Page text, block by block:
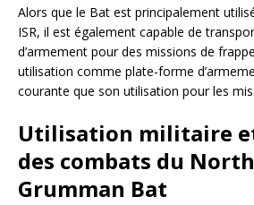
Alors que le Bat est principalement
ISR, il est également capable de
d’armement pour des missions de
utilisation comme plate-forme
courante que son utilisation pour les
Utilisation militaire
des combats du
Grumman Bat